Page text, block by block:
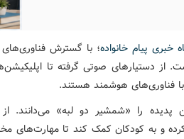
خبری پیام خانواده؛ با گسترش
از دستیارهای صوتی گرفته تا
فناوری‌های هوشمند هستند.
پدیده را «شمشیر دو لبه» می‌دانند.
و به کودکان کمک کند تا مهارت‌های